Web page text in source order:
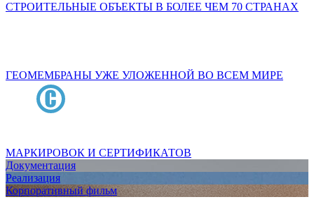
СТРОИТЕЛЬНЫЕ ОБЪЕКТЫ В БОЛЕЕ ЧЕМ 70 СТРАНАХ
ГЕОМЕМБРАНЫ УЖЕ УЛОЖЕННОЙ ВО ВСЕМ МИРЕ
МАРКИРОВОК И СЕРТИФИКАТОВ
Документация
Реализация
Корпоративный фильм